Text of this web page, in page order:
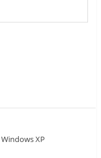
Windows XP